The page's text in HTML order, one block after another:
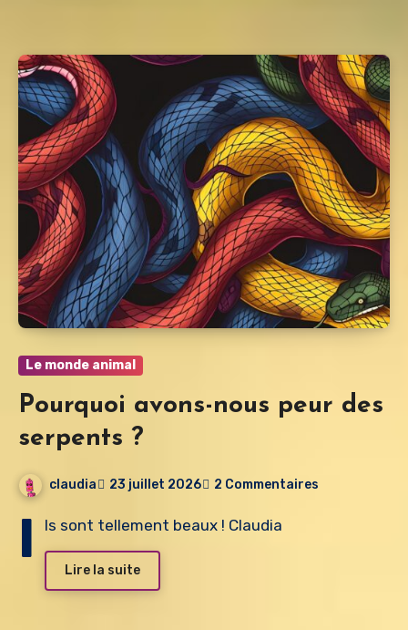
Le monde animal
Pourquoi avons-nous peur des
serpents ?
claudia 23 juillet 2026 2 Commentaires
I ls sont tellement beaux ! Claudia
Lire la suite